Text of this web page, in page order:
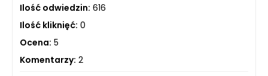
Ilość odwiedzin: 616
Ilość kliknięć: 0
Ocena: 5
Komentarzy: 2